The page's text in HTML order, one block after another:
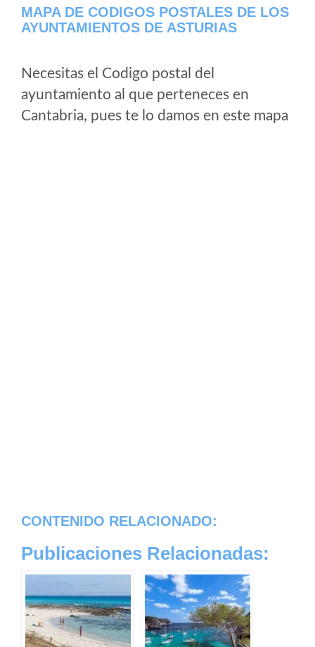
MAPA DE CODIGOS POSTALES DE LOS
AYUNTAMIENTOS DE ASTURIAS
Necesitas el Codigo postal del
ayuntamiento al que perteneces en
Cantabria, pues te lo damos en este mapa
CONTENIDO RELACIONADO:
Publicaciones Relacionadas: